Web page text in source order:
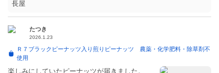
たつき
2026.1.23
Ｒ７ブラックピーナッツ入り煎りピーナッツ 農薬・化学肥料・除草剤不
使用
楽しみにしていたピーナッツが届きました。